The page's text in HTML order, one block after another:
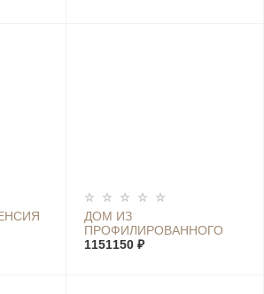
ДОМ ИЗ
ПРОФИЛИРОВАННОГО
БРУСА ХОЛИДЕЙ К 6М Х
1151150 ₽